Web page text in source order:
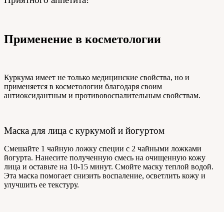
Применение в косметологии
Куркума имеет не только медицинские свойства, но и
применяется в косметологии благодаря своим
антиоксидантным и противовоспалительным свойствам.
Маска для лица с куркумой и йогуртом
Смешайте 1 чайную ложку специи с 2 чайными ложками
йогурта. Нанесите полученную смесь на очищенную кожу
лица и оставьте на 10-15 минут. Смойте маску теплой водой.
Эта маска помогает снизить воспаление, осветлить кожу и
улучшить ее текстуру.